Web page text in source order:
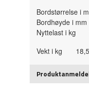
Bordstørrelse
Bordhøyde i
Nyttelast i kg
Vekt i kg